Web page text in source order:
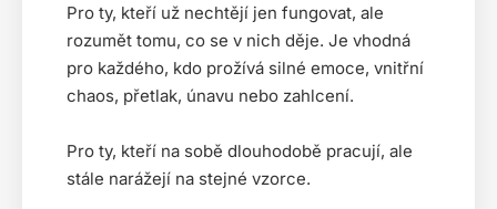
Pro ty, kteří už nechtějí jen fungovat, ale
rozumět tomu, co se v nich děje. Je vhodná
pro každého, kdo prožívá silné emoce, vnitřní
chaos, přetlak, únavu nebo zahlcení.
Pro ty, kteří na sobě dlouhodobě pracují, ale
stále narážejí na stejné vzorce.